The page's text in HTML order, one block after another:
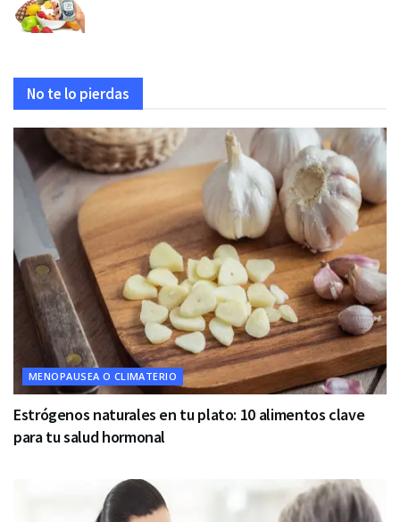
No te lo pierdas
MENOPAUSEA O CLIMATERIO
Estrógenos naturales en tu plato: 10 alimentos clave
para tu salud hormonal